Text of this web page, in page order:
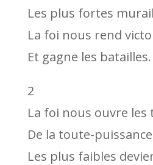
Les plus fortes
La foi nous rend
Et gagne les batailles.
2
La foi nous ouvre les
De la toute-
Les plus faibles